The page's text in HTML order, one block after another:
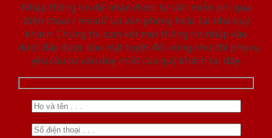
Nhập thông tin để nhận được tư vấn miễn phí qua
điện thoại / email/ tại văn phòng hoặc tại nhà quý
khách. Chúng tôi cam kết mọi thông tin nhập vào
dưới đây được bảo mật tuyệt đối cũng như chỉ phục vụ
yêu cầu tư vấn duy nhất của quý khách tại đây.